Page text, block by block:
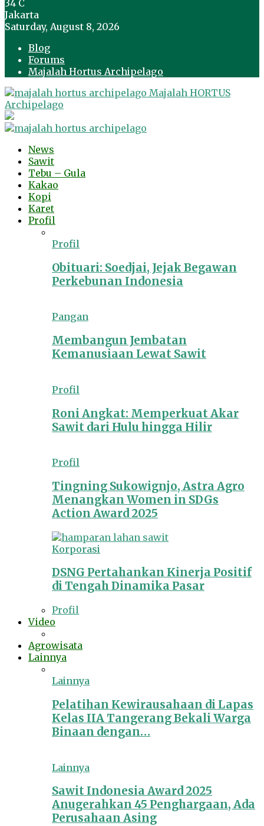
34 C
Jakarta
Saturday, August 8, 2026
Blog
Forums
Majalah Hortus Archipelago
Majalah HORTUS
Archipelago
News
Sawit
Tebu – Gula
Kakao
Kopi
Karet
Profil
Profil
Obituari: Soedjai, Jejak Begawan
Perkebunan Indonesia
Pangan
Membangun Jembatan
Kemanusiaan Lewat Sawit
Profil
Roni Angkat: Memperkuat Akar
Sawit dari Hulu hingga Hilir
Profil
Tingning Sukowignjo, Astra Agro
Menangkan Women in SDGs
Action Award 2025
Korporasi
DSNG Pertahankan Kinerja Positif
di Tengah Dinamika Pasar
Profil
Video
Agrowisata
Lainnya
Lainnya
Pelatihan Kewirausahaan di Lapas
Kelas IIA Tangerang Bekali Warga
Binaan dengan…
Lainnya
Sawit Indonesia Award 2025
Anugerahkan 45 Penghargaan, Ada
Perusahaan Asing